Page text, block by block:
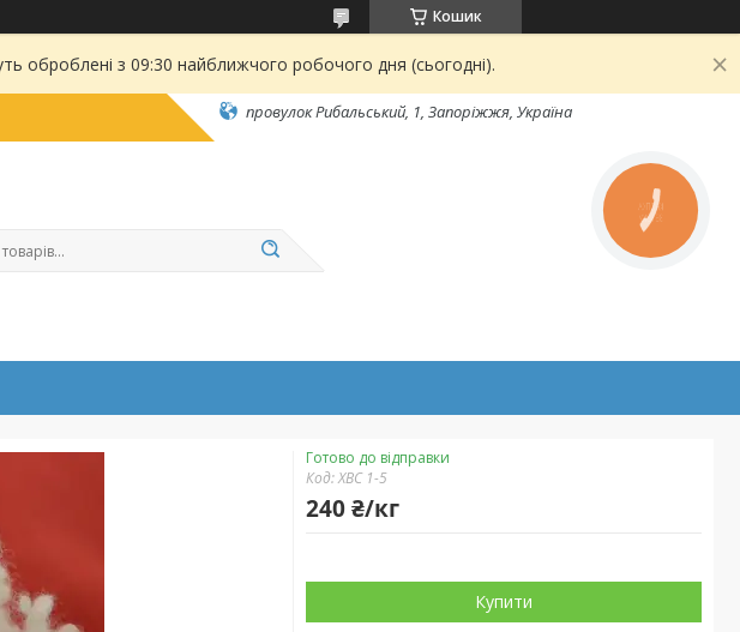
Кошик
оброблені з 09:30 найближчого робочого дня (сьогодні).
провулок Рибальський, 1, Запоріжжя, Україна
Готово до відправки
Код:ХВС 1-5
240 ₴/кг
Купити
КНОПКА
ЗВ'ЯЗКУ